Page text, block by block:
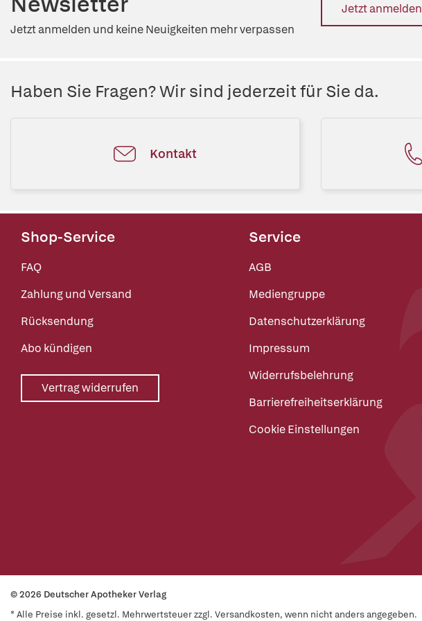
Jetzt anmelden und keine Neuigkeiten mehr verpassen
Jetzt anmelden
Haben Sie Fragen? Wir sind jederzeit für Sie da.
Kontakt
Shop-Service
FAQ
Zahlung und Versand
Rücksendung
Abo kündigen
Vertrag widerrufen
Service
AGB
Mediengruppe
Datenschutzerklärung
Impressum
Widerrufsbelehrung
Barrierefreiheitserklärung
Cookie Einstellungen
© 2026 Deutscher Apotheker Verlag
* Alle Preise inkl. gesetzl. Mehrwertsteuer zzgl. Versandkosten, wenn nicht anders angegeben.